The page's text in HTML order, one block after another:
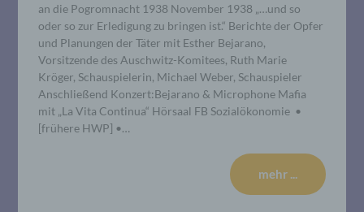
an die Pogromnacht 1938 November 1938 „…und so
oder so zur Erledigung zu bringen ist.“ Berichte der Opfer
und Planungen der Täter mit Esther Bejarano,
Vorsitzende des Auschwitz-Komitees, Ruth Marie
Kröger, Schauspielerin, Michael Weber, Schauspieler
Anschließend Konzert:Bejarano & Microphone Mafia
mit „La Vita Continua“ Hörsaal FB Sozialökonomie •
[frühere HWP] •…
mehr ...